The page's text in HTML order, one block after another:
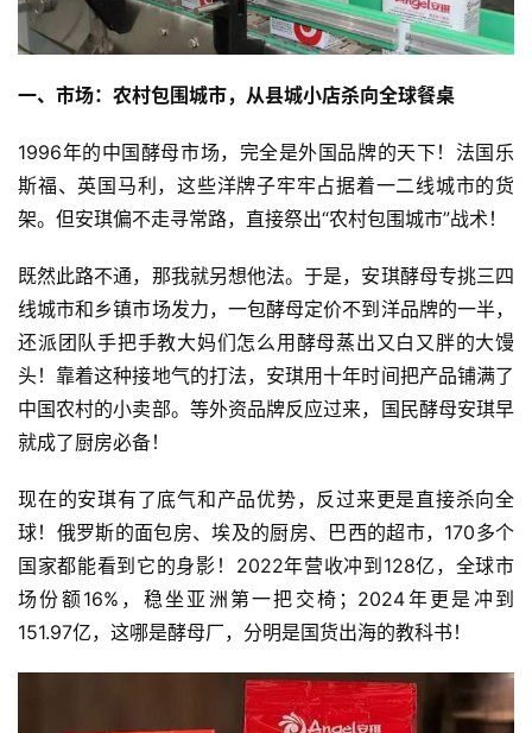
一、市场：农村包围城市，从县城小店杀向全球餐桌
1996年的中国酵母市场，完全是外国品牌的天下！法国乐
斯福、英国马利，这些洋牌子牢牢占据着一二线城市的货
架。但安琪偏不走寻常路，直接祭出“农村包围城市”战术！
既然此路不通，那我就另想他法。于是，安琪酵母专挑三四
线城市和乡镇市场发力，一包酵母定价不到洋品牌的一半，
还派团队手把手教大妈们怎么用酵母蒸出又白又胖的大馒
头！靠着这种接地气的打法，安琪用十年时间把产品铺满了
中国农村的小卖部。等外资品牌反应过来，国民酵母安琪早
就成了厨房必备！
现在的安琪有了底气和产品优势，反过来更是直接杀向全
球！俄罗斯的面包房、埃及的厨房、巴西的超市，170多个
国家都能看到它的身影！2022年营收冲到128亿，全球市
场份额16%，稳坐亚洲第一把交椅；2024年更是冲到
151.97亿，这哪是酵母厂，分明是国货出海的教科书！